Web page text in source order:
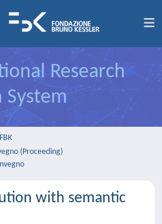
Research
(Proceeding)
with semantic